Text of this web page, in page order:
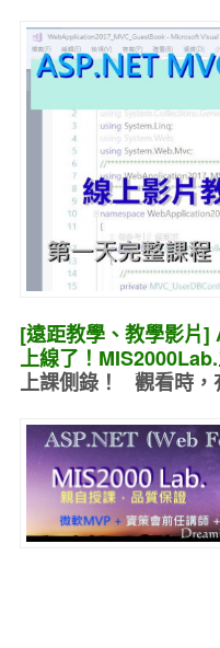
[遠距教學、教學影片
上線了！
上課側錄！ 觀看時，